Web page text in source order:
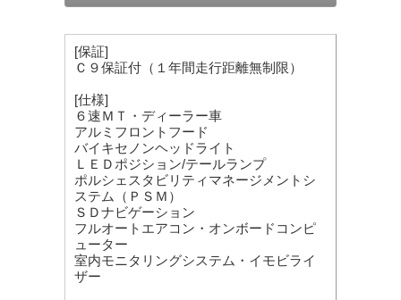
[保証]
Ｃ９保証付（１年間走行距離無制限）
[仕様]
６速ＭＴ・ディーラー車
アルミフロントフード
バイキセノンヘッドライト
ＬＥＤポジション/テールランプ
ポルシェスタビリティマネージメントシ
ステム（ＰＳＭ）
ＳＤナビゲーション
フルオートエアコン・オンボードコンピ
ューター
室内モニタリングシステム・イモビライ
ザー